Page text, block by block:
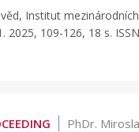
Institut
2025, 109-126, 18 s.
PhDr.